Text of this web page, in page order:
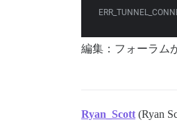
編集：フォーラム
Ryan_Scott (Ryan